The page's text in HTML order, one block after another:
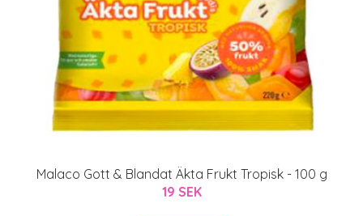
Malaco Gott & Blandat Äkta Frukt Tropisk - 100 g
19 SEK